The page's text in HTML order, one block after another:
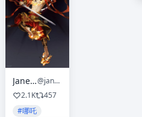
JaneMere
@janemere
2.1K
457
#哪吒